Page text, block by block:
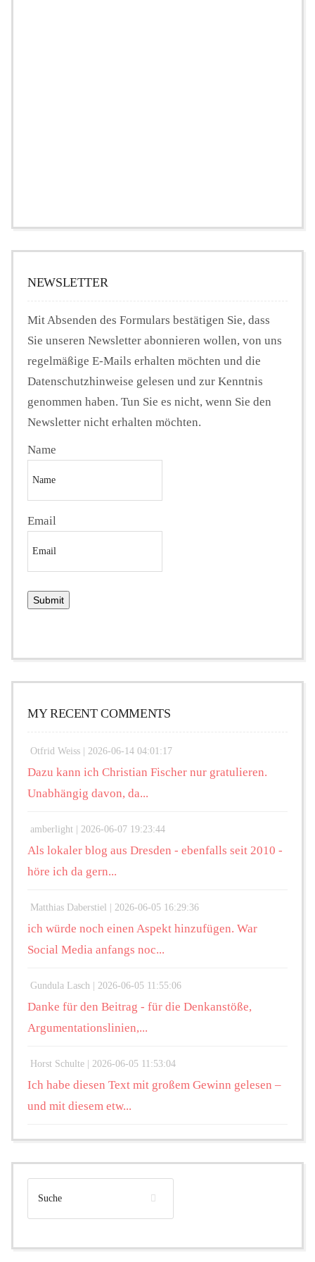
NEWSLETTER
Mit Absenden des Formulars bestätigen Sie, dass
Sie unseren Newsletter abonnieren wollen, von uns
regelmäßige E-Mails erhalten möchten und die
Datenschutzhinweise gelesen und zur Kenntnis
genommen haben. Tun Sie es nicht, wenn Sie den
Newsletter nicht erhalten möchten.
Name
Email
MY RECENT COMMENTS
Otfrid Weiss | 2026-06-14 04:01:17
Dazu kann ich Christian Fischer nur gratulieren.
Unabhängig davon, da...
amberlight | 2026-06-07 19:23:44
Als lokaler blog aus Dresden - ebenfalls seit 2010 -
höre ich da gern...
Matthias Daberstiel | 2026-06-05 16:29:36
ich würde noch einen Aspekt hinzufügen. War
Social Media anfangs noc...
Gundula Lasch | 2026-06-05 11:55:06
Danke für den Beitrag - für die Denkanstöße,
Argumentationslinien,...
Horst Schulte | 2026-06-05 11:53:04
Ich habe diesen Text mit großem Gewinn gelesen –
und mit diesem etw...